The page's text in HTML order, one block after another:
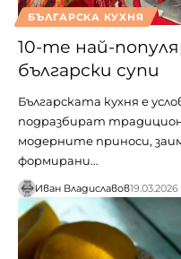
БЪЛГАРСКА КУХНЯ
10-те най-
български супи
Българската кухня е
подразбират
модерните приноси,
формирани…
Иван Владиславов19.03.2026